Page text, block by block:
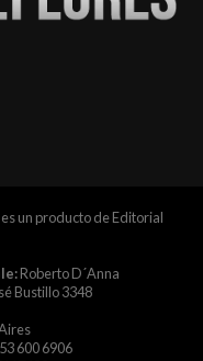
un producto de Editorial
Roberto D´Anna
Bustillo 3348
600 6906